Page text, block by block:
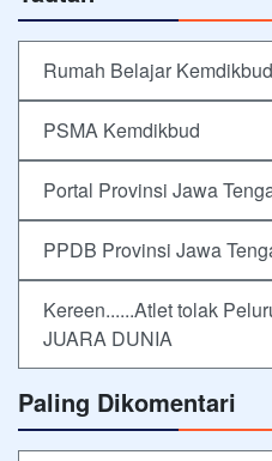
Rumah Belajar Kemdikbud
PSMA Kemdikbud
Portal Provinsi Jawa
PPDB Provinsi Jawa
Kereen......Atlet tolak
JUARA DUNIA
Paling Dikomentari